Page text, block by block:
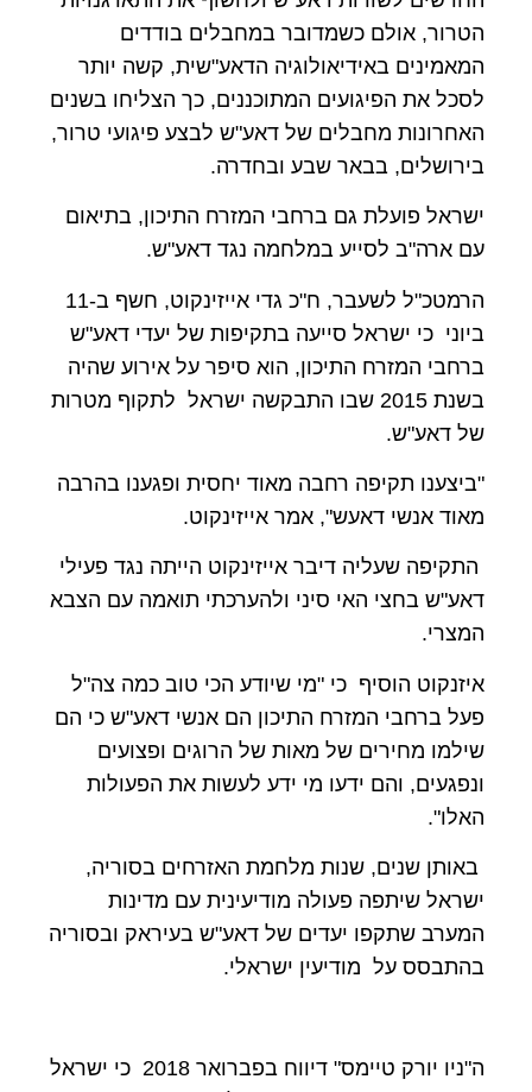
הטרור, אולם כשמדובר במחבלים בודדים
המאמינים באידיאולוגיה הדאע"שית, קשה יותר
לסכל את הפיגועים המתוכננים, כך הצליחו בשנים
האחרונות מחבלים של דאע"ש לבצע פיגועי טרור,
בירושלים, בבאר שבע ובחדרה.
ישראל פועלת גם ברחבי המזרח התיכון, בתיאום
עם ארה"ב לסייע במלחמה נגד דאע"ש.
הרמטכ"ל לשעבר, ח"כ גדי אייזינקוט, חשף ב-11
ביוני כי ישראל סייעה בתקיפות של יעדי דאע"ש
ברחבי המזרח התיכון, הוא סיפר על אירוע שהיה
בשנת 2015 שבו התבקשה ישראל לתקוף מטרות
של דאע"ש.
"ביצענו תקיפה רחבה מאוד יחסית ופגענו בהרבה
מאוד אנשי דאעש", אמר אייזינקוט.
התקיפה שעליה דיבר אייזינקוט הייתה נגד פעילי
דאע"ש בחצי האי סיני ולהערכתי תואמה עם הצבא
המצרי.
איזנקוט הוסיף כי "מי שיודע הכי טוב כמה צה"ל
פעל ברחבי המזרח התיכון הם אנשי דאע"ש כי הם
שילמו מחירים של מאות של הרוגים ופצועים
ונפגעים, והם ידעו מי ידע לעשות את הפעולות
האלו".
באותן שנים, שנות מלחמת האזרחים בסוריה,
ישראל שיתפה פעולה מודיעינית עם מדינות
המערב שתקפו יעדים של דאע"ש בעיראק ובסוריה
בהתבסס על מודיעין ישראלי.
ה"ניו יורק טיימס" דיווח בפברואר 2018 כי ישראל